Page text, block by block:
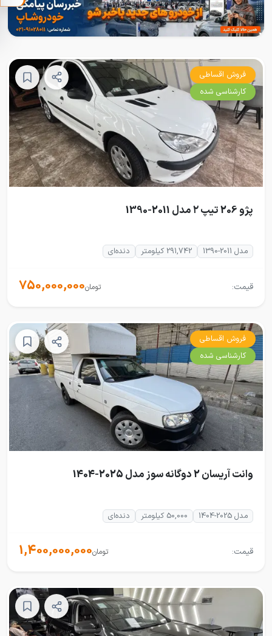
فروش اقساطی
کارشناسی شده
پژو 206 تیپ ۲ مدل 2011-1390
مدل 2011-1390 291,742 کیلومتر دنده‌ای
قیمت: 750,000,000تومان
فروش اقساطی
کارشناسی شده
وانت آریسان 2 دوگانه سوز مدل 2025-1404
مدل 2025-1404 50,000 کیلومتر دنده‌ای
قیمت: 1,400,000,000تومان